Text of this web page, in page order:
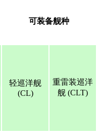
可装备舰种
轻巡洋舰
(CL)
重雷装巡洋
舰 (CLT)